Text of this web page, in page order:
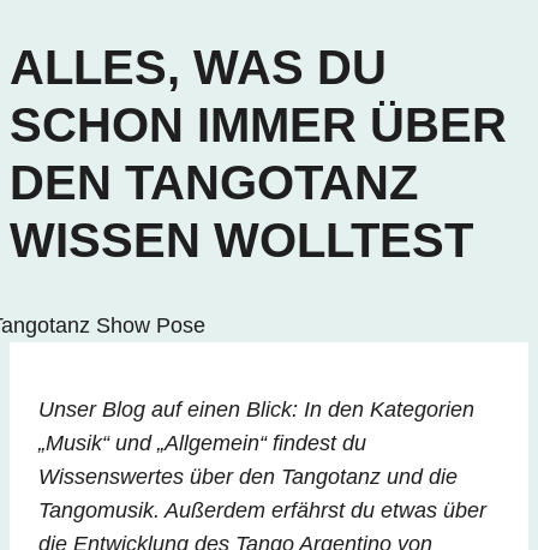
ALLES, WAS DU
SCHON IMMER ÜBER
DEN TANGOTANZ
WISSEN WOLLTEST
Unser Blog auf einen Blick: In den Kategorien
„Musik“ und „Allgemein“ findest du
Wissenswertes über den Tangotanz und die
Tangomusik. Außerdem erfährst du etwas über
die Entwicklung des Tango Argentino von